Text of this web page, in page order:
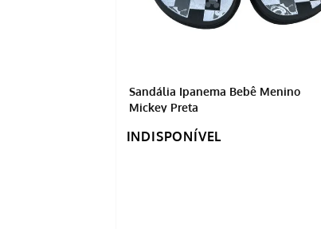
Sandália Ipanema Bebê Menino
Mickey Preta
INDISPONÍVEL